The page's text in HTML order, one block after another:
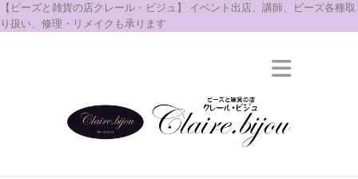
【ビーズと雑貨の店クレール・ビジュ】 イベント出店、講師、ビーズ各種取
り扱い、修理・リメイクも承ります